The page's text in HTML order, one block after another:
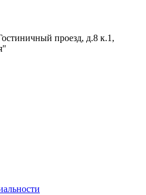
проезд, д.8 к.1,